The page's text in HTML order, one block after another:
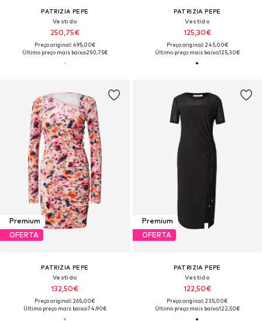
PATRIZIA PEPE
Vestido
250,75€
Preço original: 495,00€
Último preço mais baixo:250,75€
PATRIZIA PEPE
Vestido
125,30€
Preço original: 245,00€
Último preço mais baixo:125,30€
Premium
OFERTA
PATRIZIA PEPE
Vestido
132,50€
Preço original: 265,00€
Último preço mais baixo:74,90€
Premium
OFERTA
PATRIZIA PEPE
Vestido
122,50€
Preço original: 235,00€
Último preço mais baixo:122,50€